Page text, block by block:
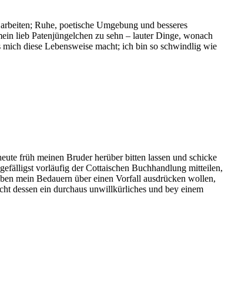
Ruhe, poetische Umgebung und besseres
lieb Patenjüngelchen zu sehn – lauter Dinge, wonach
diese Lebensweise macht; ich bin so schwindlig wie
früh meinen Bruder herüber bitten lassen und schicke
vorläufig der Cottaischen Buchhandlung mitteilen,
mein Bedauern über einen Vorfall ausdrücken wollen,
dessen ein durchaus unwillkürliches und bey einem